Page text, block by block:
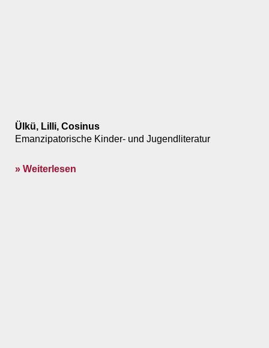
Ülkü, Lilli, Cosinus
Emanzipatorische Kinder- und Jugendliteratur
» Weiterlesen